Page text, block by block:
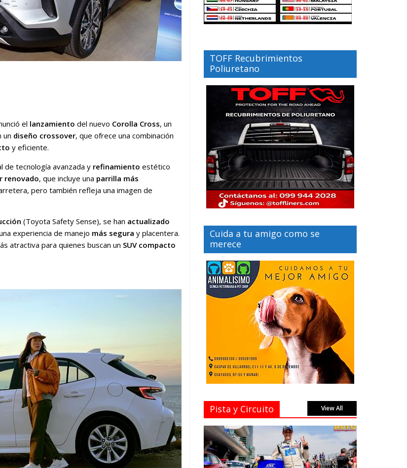
el lanzamiento del nuevo Corolla Cross, un
un diseño crossover, que ofrece una combinación
y eficiente.
de tecnología avanzada y refinamiento estético
renovado, que incluye una parrilla más
pero también refleja una imagen de
(Toyota Safety Sense), se han actualizado
experiencia de manejo más segura y placentera.
atractiva para quienes buscan un SUV compacto
TOFF Recubrimientos
Poliuretano
Cuida a tu amigo como se
merece
Pista y Circuito View All